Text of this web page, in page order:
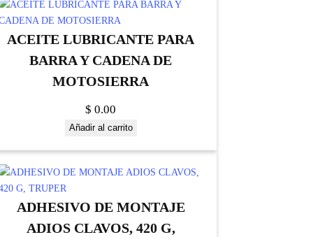
ACEITE LUBRICANTE PARA
BARRA Y CADENA DE
MOTOSIERRA
$ 0.00
Añadir al carrito
ADHESIVO DE MONTAJE
ADIOS CLAVOS, 420 G,